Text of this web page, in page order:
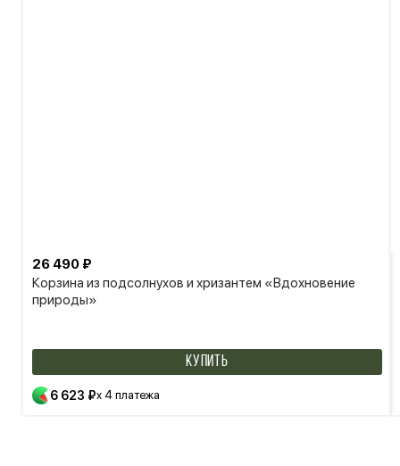
Корзина из подсолнухов и хризантем «Вдохновение
природы»
26 490 ₽
КУПИТЬ
6 623 ₽x 4 платежа